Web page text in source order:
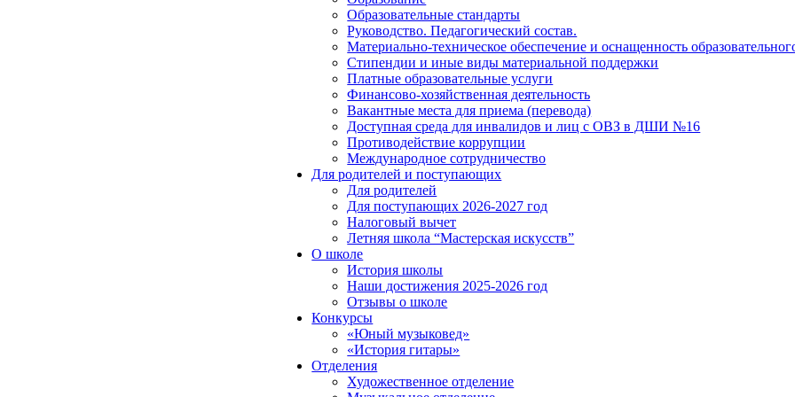
Образовательные стандарты
Руководство. Педагогический состав.
Материально-техническое обеспечение и оснащенность
Стипендии и иные виды материальной поддержки
Платные образовательные услуги
Финансово-хозяйственная деятельность
Вакантные места для приема (перевода)
Доступная среда для инвалидов и лиц с ОВЗ в ДШИ №16
Противодействие коррупции
Международное сотрудничество
Для родителей и поступающих
Для родителей
Для поступающих 2026-2027 год
Налоговый вычет
Летняя школа “Мастерская искусств”
О школе
История школы
Наши достижения 2025-2026 год
Отзывы о школе
Конкурсы
«Юный музыковед»
«История гитары»
Отделения
Художественное отделение